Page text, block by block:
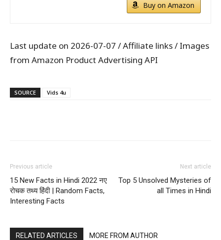
Buy on Amazon
Last update on 2026-07-07 / Affiliate links / Images
from Amazon Product Advertising API
SOURCE Vids 4u
Previous article
15 New Facts in Hindi 2022 नए
रोचक तथ्य हिंदी | Random Facts,
Interesting Facts
Next article
Top 5 Unsolved Mysteries of
all Times in Hindi
RELATED ARTICLES MORE FROM AUTHOR